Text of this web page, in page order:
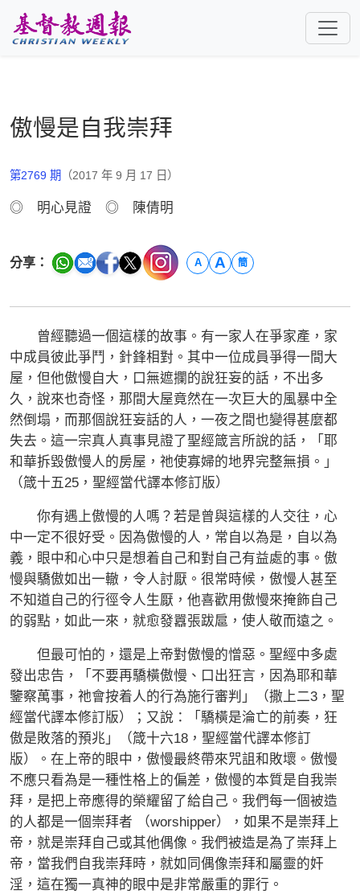
傲慢是自我崇拜
第2769 期 （2017 年 9 月 17 日）
◎ 明心見證 ◎ 陳倩明
分享： A A 簡
曾經聽過一個這樣的故事。有一家人在爭家產，家
中成員彼此爭鬥，針鋒相對。其中一位成員爭得一間大
屋，但他傲慢自大，口無遮攔的說狂妄的話，不出多
久，說來也奇怪，那間大屋竟然在一次巨大的風暴中全
然倒塌，而那個說狂妄話的人，一夜之間也變得甚麼都
失去。這一宗真人真事見證了聖經箴言所說的話，「耶
和華拆毀傲慢人的房屋，祂使寡婦的地界完整無損。」
（箴十五25，聖經當代譯本修訂版）
你有遇上傲慢的人嗎？若是曾與這樣的人交往，心
中一定不很好受。因為傲慢的人，常自以為是，自以為
義，眼中和心中只是想着自己和對自己有益處的事。傲
慢與驕傲如出一轍，令人討厭。很常時候，傲慢人甚至
不知道自己的行徑令人生厭，他喜歡用傲慢來掩飾自己
的弱點，如此一來，就愈發囂張跋扈，使人敬而遠之。
但最可怕的，還是上帝對傲慢的憎惡。聖經中多處
發出忠告，「不要再驕橫傲慢、口出狂言，因為耶和華
鑒察萬事，祂會按着人的行為施行審判」（撒上二3，聖
經當代譯本修訂版）；又說：「驕橫是淪亡的前奏，狂
傲是敗落的預兆」（箴十六18，聖經當代譯本修訂
版）。在上帝的眼中，傲慢最終帶來咒詛和敗壞。傲慢
不應只看為是一種性格上的偏差，傲慢的本質是自我崇
拜，是把上帝應得的榮耀留了給自己。我們每一個被造
的人都是一個崇拜者 （worshipper），如果不是崇拜上
帝，就是崇拜自己或其他偶像。我們被造是為了崇拜上
帝，當我們自我崇拜時，就如同偶像崇拜和屬靈的奸
淫，這在獨一真神的眼中是非常嚴重的罪行。